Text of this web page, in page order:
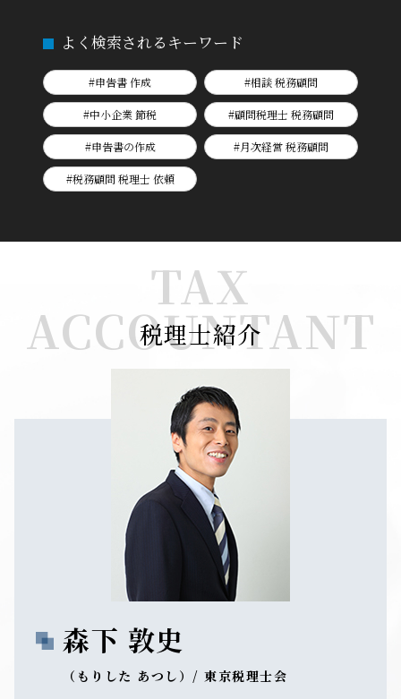
よく検索されるキーワード
#申告書 作成 #相談 税務顧問
#中小企業 節税 #顧問税理士 税務顧問
#申告書の作成 #月次経営 税務顧問
#税務顧問 税理士 依頼
TAX
ACCOUNTANT
税理士紹介
森下 敦史
（もりした あつし）/ 東京税理士会